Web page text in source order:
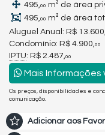
495,00 m² de área
495,00 m² de área
Aluguel Anual: R$
Condomínio: R$ 4.900,00
IPTU: R$ 2.487,00
Mais Informações
Os preços, disponibilidades e
comunicação.
Adicionar aos